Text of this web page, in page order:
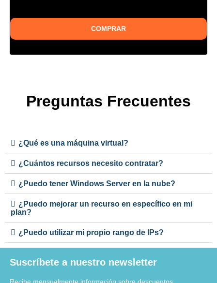
COMPRAR
Preguntas Frecuentes
¿Qué es una máquina virtual?
¿Cuántos recursos necesito contratar?
¿Puedo tener Windows Server en la nube?
¿Puedo mejorar un recurso en específico en mi
plan?
¿Puedo utilizar mi propio rango de IPs?
Suscríbete a nuestro newsletter